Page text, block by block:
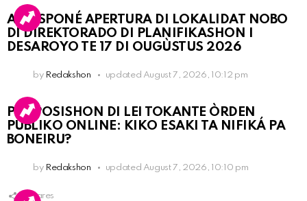
A POSPONÉ APERTURA DI LOKALIDAT NOBO
DI DIREKTORADO DI PLANIFIKASHON I
DESAROYO TE 17 DI OUGÙSTUS 2026
by Redakshon updated August 7, 2026, 10:12 pm
PROPOSISHON DI LEI TOKANTE ÒRDEN
PÚBLIKO ONLINE: KIKO ESAKI TA NIFIKÁ PA
BONEIRU?
by Redakshon updated August 7, 2026, 10:10 pm
Shares